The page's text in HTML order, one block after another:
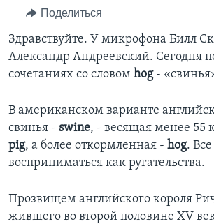
Перейти
поиск
ПОЧЕМУ ЭТО ВАЖНО?
ДИСКУССИЯ VOA
ДЕТАЛИ
АМЕРИКА. БОЛЬШОЕ ПУТЕШЕСТВИЕ
А КАК В АМЕРИКЕ?
АРТЕФАКТЫ
АМЕРИКАНСКИЕ ГОРОДКИ
ФАКТЫ ПРОТИВ ФЕЙКОВ
ЗА СВОБОДУ ПРЕССЫ
УЧИМ АНГЛИЙСКИЙ
ПОДПИСКА НА НОВОСТИ
Learning English
Поделиться
Здравствуйте. У микрофона Билл
Александр Андреевский. Сегодня
сочетаниях со словом hog-
В американском варианте
свинья - swine, - весящая менее 55
pig, а более откормленная - hog.
восприниматься как ругательства.
Прозвищем английского короля
жившего во второй половине XV